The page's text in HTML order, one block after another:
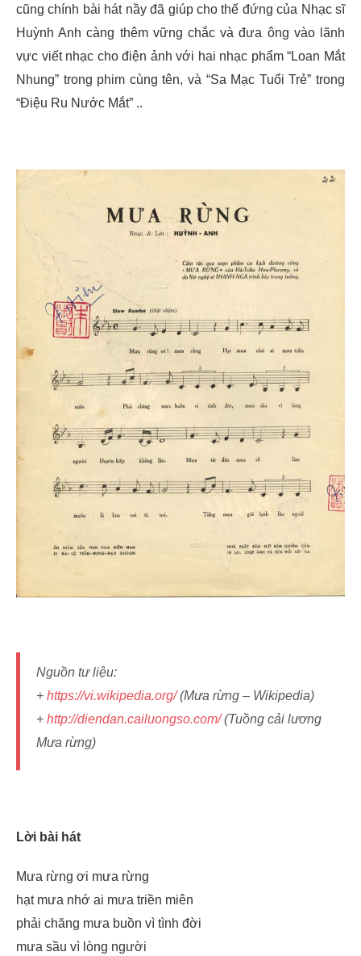
cũng chính bài hát nầy đã giúp cho thế đứng của Nhạc sĩ
Huỳnh Anh càng thêm vững chắc và đưa ông vào lãnh
vực viết nhạc cho điện ảnh với hai nhạc phẩm “Loan Mắt
Nhung” trong phim cùng tên, và “Sa Mạc Tuổi Trẻ” trong
“Điệu Ru Nước Mắt” ..
Nguồn tư liệu:
+ https://vi.wikipedia.org/(Mưa rừng – Wikipedia)
+ http://diendan.cailuongso.com/(Tuồng cải lương
Mưa rừng)
Lời bài hát
Mưa rừng ơi mưa rừng
hạt mưa nhớ ai mưa triền miên
phải chăng mưa buồn vì tình đời
mưa sầu vì lòng người